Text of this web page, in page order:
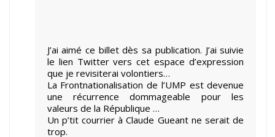
J’ai aimé ce billet dès sa publication. J’ai suivie
le lien Twitter vers cet espace d’expression
que je revisiterai volontiers…
La Frontnationalisation de l’UMP est devenue
une récurrence dommageable pour les
valeurs de la République …
Un p’tit courrier à Claude Gueant ne serait de
trop.